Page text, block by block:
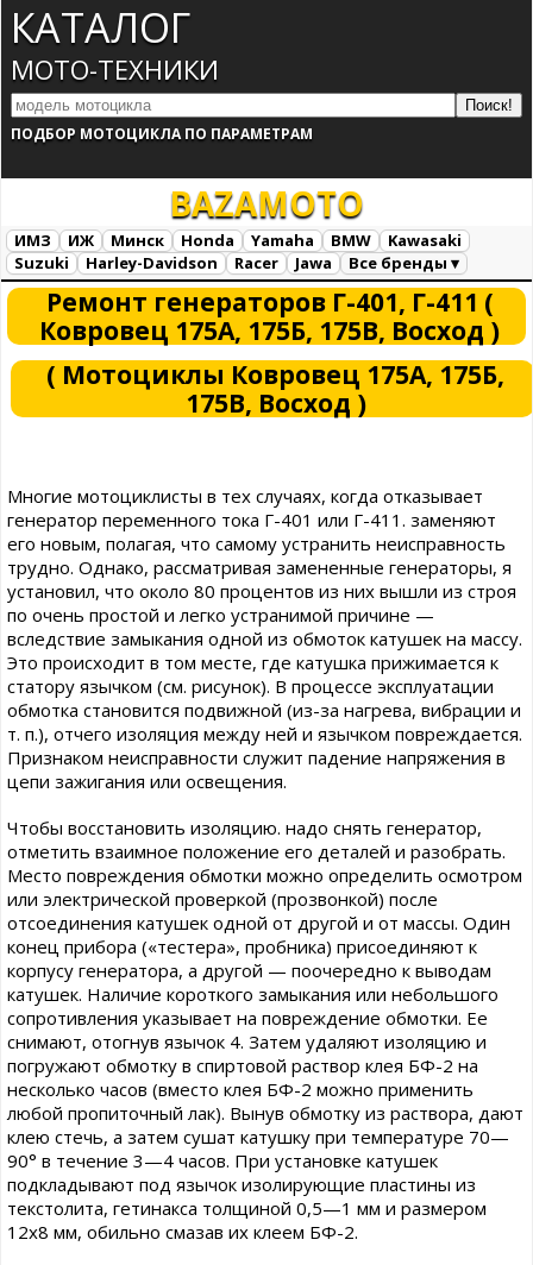
КАТАЛОГ
МОТО-ТЕХНИКИ
ПОДБОР МОТОЦИКЛА ПО ПАРАМЕТРАМ
BAZAMOTO
ИМЗ ИЖ Минск Honda Yamaha BMW
Kawasaki
Suzuki
Harley-Davidson Racer Jawa
Все бренды ▾
Все марки
Загрузка...
Ремонт генераторов Г-401, Г-411 (
Ковровец 175А, 175Б, 175В, Восход )
( Мотоциклы Ковровец 175А, 175Б,
175В, Восход )
Многие мотоциклисты в тех случаях, когда отказывает
генератор переменного тока Г-401 или Г-411. заменяют
его новым, полагая, что самому устранить неисправность
трудно. Однако, рассматривая замененные генераторы, я
установил, что около 80 процентов из них вышли из строя
по очень простой и легко устранимой причине —
вследствие замыкания одной из обмоток катушек на массу.
Это происходит в том месте, где катушка прижимается к
статору язычком (см. рисунок). В процессе эксплуатации
обмотка становится подвижной (из-за нагрева, вибрации и
т. п.), отчего изоляция между ней и язычком повреждается.
Признаком неисправности служит падение напряжения в
цепи зажигания или освещения.
Чтобы восстановить изоляцию. надо снять генератор,
отметить взаимное положение его деталей и разобрать.
Место повреждения обмотки можно определить осмотром
или электрической проверкой (прозвонкой) после
отсоединения катушек одной от другой и от массы. Один
конец прибора («тестера», пробника) присоединяют к
корпусу генератора, а другой — поочередно к выводам
катушек. Наличие короткого замыкания или небольшого
сопротивления указывает на повреждение обмотки. Ее
снимают, отогнув язычок 4. Затем удаляют изоляцию и
погружают обмотку в спиртовой раствор клея БФ-2 на
несколько часов (вместо клея БФ-2 можно применить
любой пропиточный лак). Вынув обмотку из раствора, дают
клею стечь, а затем сушат катушку при температуре 70—
90° в течение 3—4 часов. При установке катушек
подкладывают под язычок изолирующие пластины из
текстолита, гетинакса толщиной 0,5—1 мм и размером
12x8 мм, обильно смазав их клеем БФ-2.